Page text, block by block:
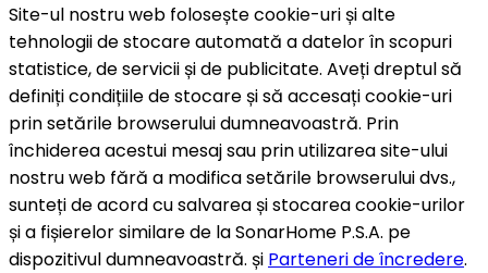
Site-ul nostru web folosește cookie-uri și alte
tehnologii de stocare automată a datelor în scopuri
statistice, de servicii și de publicitate. Aveți dreptul să
definiți condițiile de stocare și să accesați cookie-uri
prin setările browserului dumneavoastră. Prin
închiderea acestui mesaj sau prin utilizarea site-ului
nostru web fără a modifica setările browserului dvs.,
sunteți de acord cu salvarea și stocarea cookie-urilor
și a fișierelor similare de la SonarHome P.S.A. pe
dispozitivul dumneavoastră. și Parteneri de încredere.